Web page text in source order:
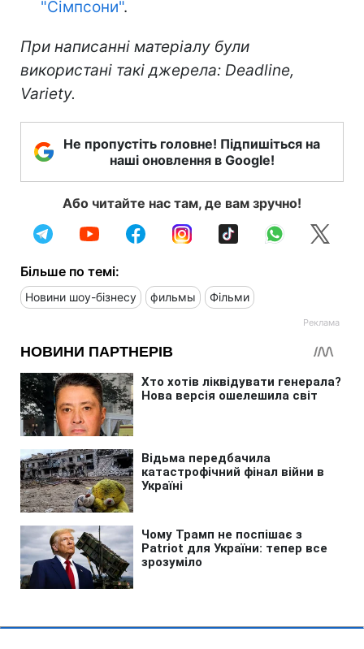
"Сімпсони".
При написанні матеріалу були
використані такі джерела: Deadline,
Variety.
Не пропустіть головне! Підпишіться на
наші оновлення в Google!
Або читайте нас там, де вам зручно!
Більше по темі:
Новини шоу-бізнесу фильмы Фільми